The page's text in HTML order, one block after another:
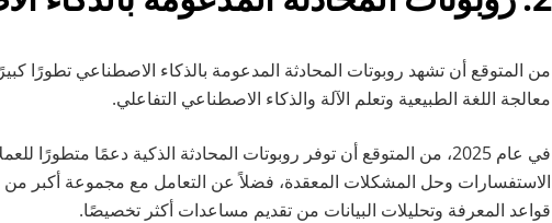
من المتوقع أن تشهد روبوتات المحادثة المدعومة بالذكاء الاصطناعي تطورًا
معالجة اللغة الطبيعية وتعلم الآلة والذكاء الاصطناعي التفاعلي.
في عام 2025، من المتوقع أن توفر روبوتات المحادثة الذكية دعمًا
الاستفسارات وحل المشكلات المعقدة، فضلاً عن التعامل مع مجموعة أكبر من
قواعد المعرفة وتحليلات البيانات من تقديم مساعدات أكثر تخصيصًا.